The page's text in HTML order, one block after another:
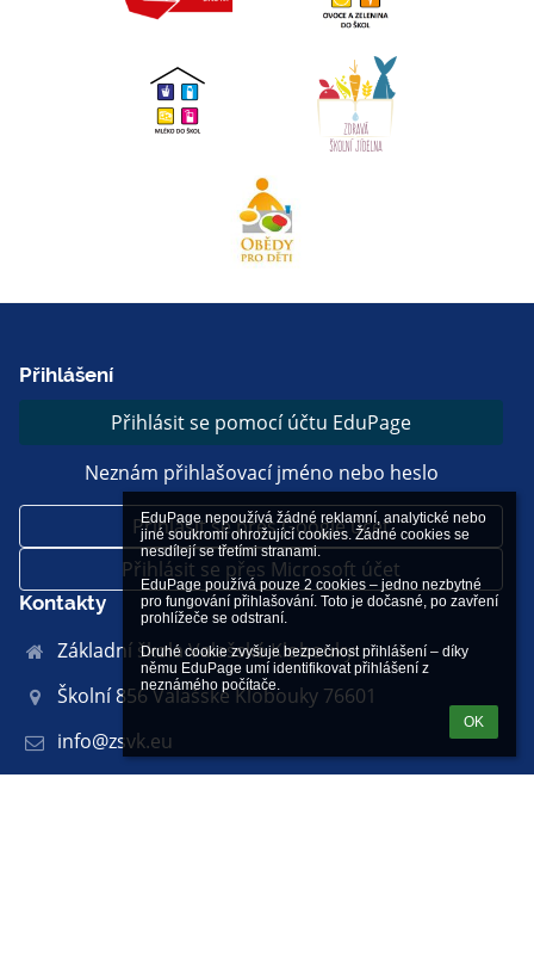
EduPage nepoužívá žádné reklamní, analytické nebo
jiné soukromí ohrožující cookies. Žádné cookies se
nesdílejí se třetími stranami.
EduPage používá pouze 2 cookies – jedno nezbytné
pro fungování přihlašování. Toto je dočasné, po zavření
prohlížeče se odstraní.
Druhé cookie zvyšuje bezpečnost přihlášení – díky
němu EduPage umí identifikovat přihlášení z
neznámého počítače.
OK
Přihlášení
Přihlásit se pomocí účtu EduPage
Neznám přihlašovací jméno nebo heslo
Přihlásit se přes Google účet
Přihlásit se přes Microsoft účet
Kontakty
Základní škola Valašské Klobouky
Školní 856 Valašské Klobouky 76601
info@zsvk.eu